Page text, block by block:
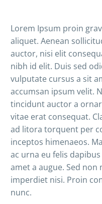
Lorem Ipsum proin
aliquet. Aenean
auctor, nisi elit
nibh id elit. Duis sed
vulputate cursus a sit
accumsan ipsum velit.
tincidunt auctor a
vitae erat consequat.
ad litora torquent per
inceptos himenaeos.
ac urna eu felis
amet a augue. Sed non
imperdiet nisi. Proin
nunc.